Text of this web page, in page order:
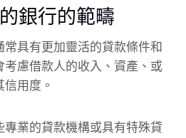
銀行的範疇
具有更加靈活的貸款條件和
考慮借款人的收入、資產、或
用度。
業的貸款機構或具有特殊貸